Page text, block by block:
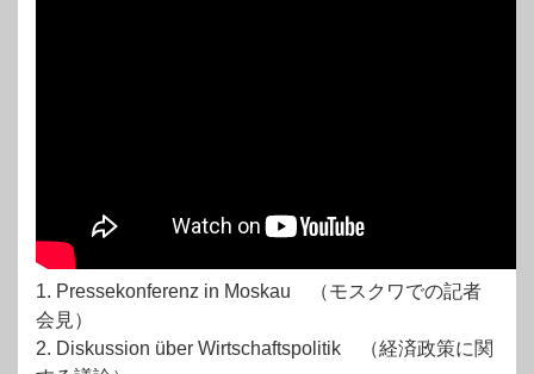
1. Pressekonferenz in Moskau （モスクワでの記者
会見）
2. Diskussion über Wirtschaftspolitik （経済政策に関